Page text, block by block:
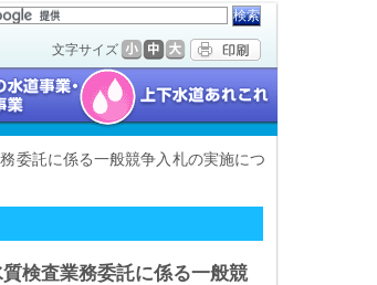
文字サイズ
委託に係る一般競争入札の実施につ
検査業務委託に係る一般競